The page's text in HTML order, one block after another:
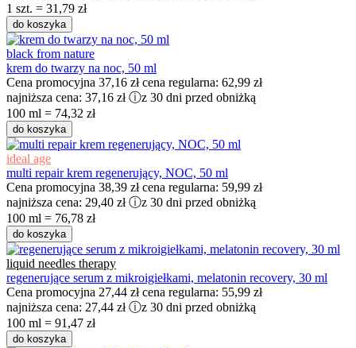
1 szt. = 31,79 zł
do koszyka
black from nature
krem do twarzy na noc, 50 ml
Cena promocyjna 37,16 zł cena regularna: 62,99 zł
najniższa cena: 37,16 zł ⓘz 30 dni przed obniżką
100 ml = 74,32 zł
do koszyka
ideal age
multi repair krem regenerujący, NOC, 50 ml
Cena promocyjna 38,39 zł cena regularna: 59,99 zł
najniższa cena: 29,40 zł ⓘz 30 dni przed obniżką
100 ml = 76,78 zł
do koszyka
liquid needles therapy
regenerujące serum z mikroigiełkami, melatonin recovery, 30 ml
Cena promocyjna 27,44 zł cena regularna: 55,99 zł
najniższa cena: 27,44 zł ⓘz 30 dni przed obniżką
100 ml = 91,47 zł
do koszyka